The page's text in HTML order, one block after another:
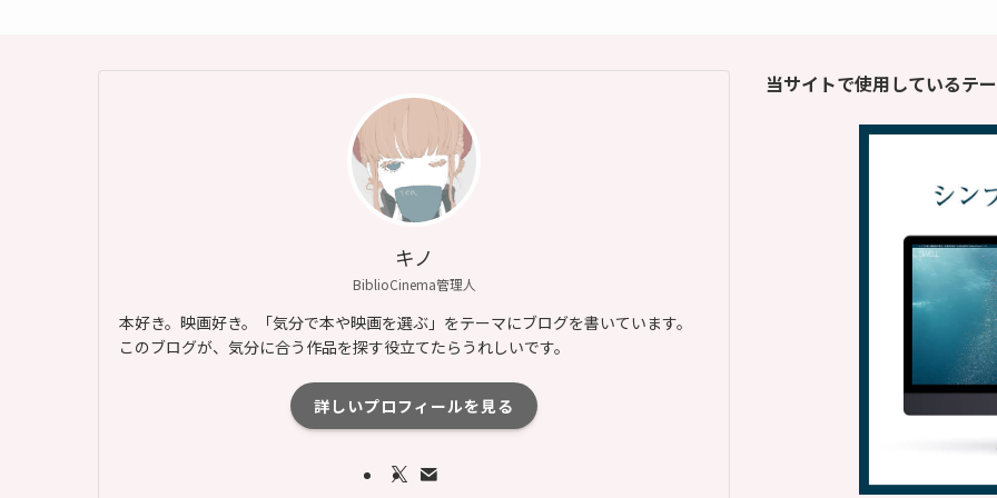
キノ
BiblioCinema管理人
本好き。映画好き。「気分で本や映画を選ぶ」をテーマにブログを書いています。
このブログが、気分に合う作品を探す役立てたらうれしいです。
詳しいプロフィールを見る
当サイトで使用しているテ